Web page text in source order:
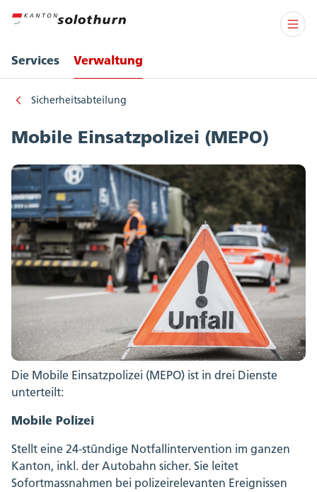
Services Verwaltung
Sicherheitsabteilung
Mobile Einsatzpolizei (MEPO)
Die Mobile Einsatzpolizei (MEPO) ist in drei Dienste
unterteilt:
Mobile Polizei
Stellt eine 24-stündige Notfallintervention im ganzen
Kanton, inkl. der Autobahn sicher. Sie leitet
Sofortmassnahmen bei polizeirelevanten Ereignissen